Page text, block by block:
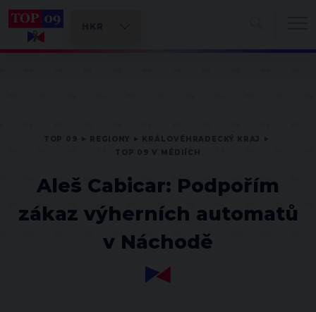
Aleš Cabicar: Podpořím
zákaz výherních automatů
v Náchodě